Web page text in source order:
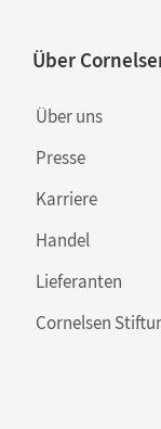
Über
Über uns
Presse
Karriere
Handel
Lieferanten
Cornelsen